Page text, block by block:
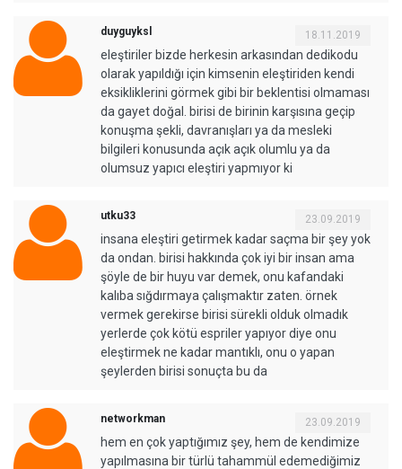
duyguyksl 18.11.2019
eleştiriler bizde herkesin arkasından dedikodu
olarak yapıldığı için kimsenin eleştiriden kendi
eksikliklerini görmek gibi bir beklentisi olmaması
da gayet doğal. birisi de birinin karşısına geçip
konuşma şekli, davranışları ya da mesleki
bilgileri konusunda açık açık olumlu ya da
olumsuz yapıcı eleştiri yapmıyor ki
utku33 23.09.2019
insana eleştiri getirmek kadar saçma bir şey yok
da ondan. birisi hakkında çok iyi bir insan ama
şöyle de bir huyu var demek, onu kafandaki
kalıba sığdırmaya çalışmaktır zaten. örnek
vermek gerekirse birisi sürekli olduk olmadık
yerlerde çok kötü espriler yapıyor diye onu
eleştirmek ne kadar mantıklı, onu o yapan
şeylerden birisi sonuçta bu da
networkman 23.09.2019
hem en çok yaptığımız şey, hem de kendimize
yapılmasına bir türlü tahammül edemediğimiz